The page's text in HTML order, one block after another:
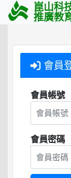
崑山科
推廣教
會員
會員帳號
會員密碼